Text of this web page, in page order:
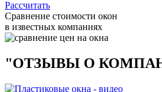
Рассчитать
Сравнение стоимости окон
в известных компаниях
"ОТЗЫВЫ О